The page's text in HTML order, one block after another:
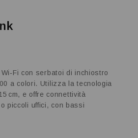
con serbatoi di inchiostro
a colori. Utilizza la tecnologia
cm, e offre connettività
piccoli uffici, con bassi